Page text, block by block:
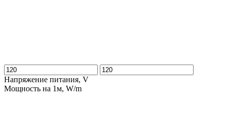
Напряжение питания, V
Мощность на 1м, W/m